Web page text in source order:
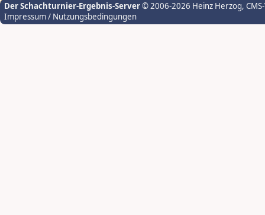
Der Schachturnier-Ergebnis-Server© 2006-2026 Heinz Herzog,
Impressum / Nutzungsbedingungen